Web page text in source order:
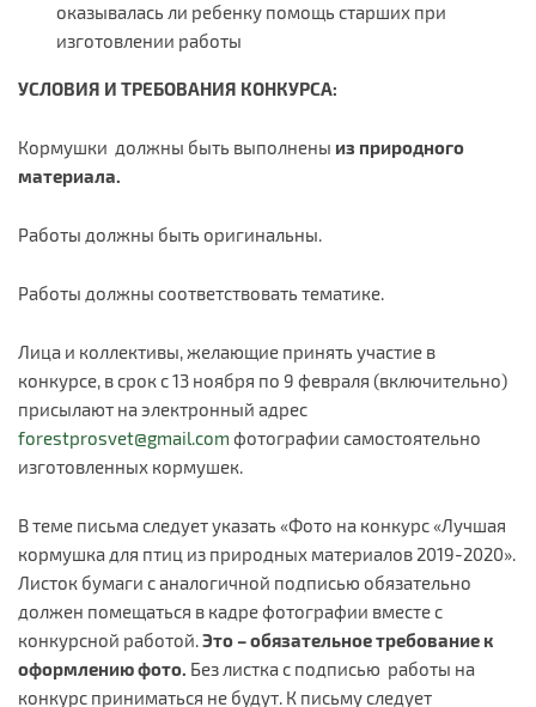
оказывалась ли ребенку помощь старших при
изготовлении работы
УСЛОВИЯ И ТРЕБОВАНИЯ КОНКУРСА:
Кормушки должны быть выполнены из природного
материала.
Работы должны быть оригинальны.
Работы должны соответствовать тематике.
Лица и коллективы, желающие принять участие в
конкурсе, в срок с 13 ноября по 9 февраля (включительно)
присылают на электронный адрес
forestprosvet@gmail.com фотографии самостоятельно
изготовленных кормушек.
В теме письма следует указать «Фото на конкурс «Лучшая
кормушка для птиц из природных материалов 2019-2020».
Листок бумаги с аналогичной подписью обязательно
должен помещаться в кадре фотографии вместе с
конкурсной работой.Это – обязательное требование к
оформлению фото. Без листка с подписью работы на
конкурс приниматься не будут. К письму следует